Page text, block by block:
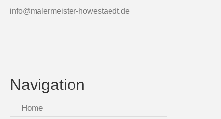
info@malermeister-howestaedt.de
Navigation
Home